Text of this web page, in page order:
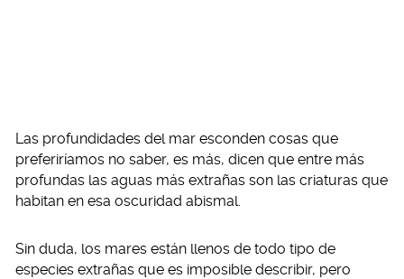
Las profundidades del mar esconden cosas que
preferiríamos no saber, es más, dicen que entre más
profundas las aguas más extrañas son las criaturas que
habitan en esa oscuridad abismal.
Sin duda, los mares están llenos de todo tipo de
especies extrañas que es imposible describir, pero